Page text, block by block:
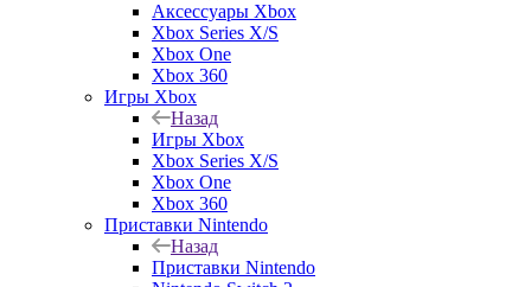
Аксессуары Xbox
Xbox Series X/S
Xbox One
Xbox 360
Игры Xbox
Назад
Игры Xbox
Xbox Series X/S
Xbox One
Xbox 360
Приставки Nintendo
Назад
Приставки Nintendo